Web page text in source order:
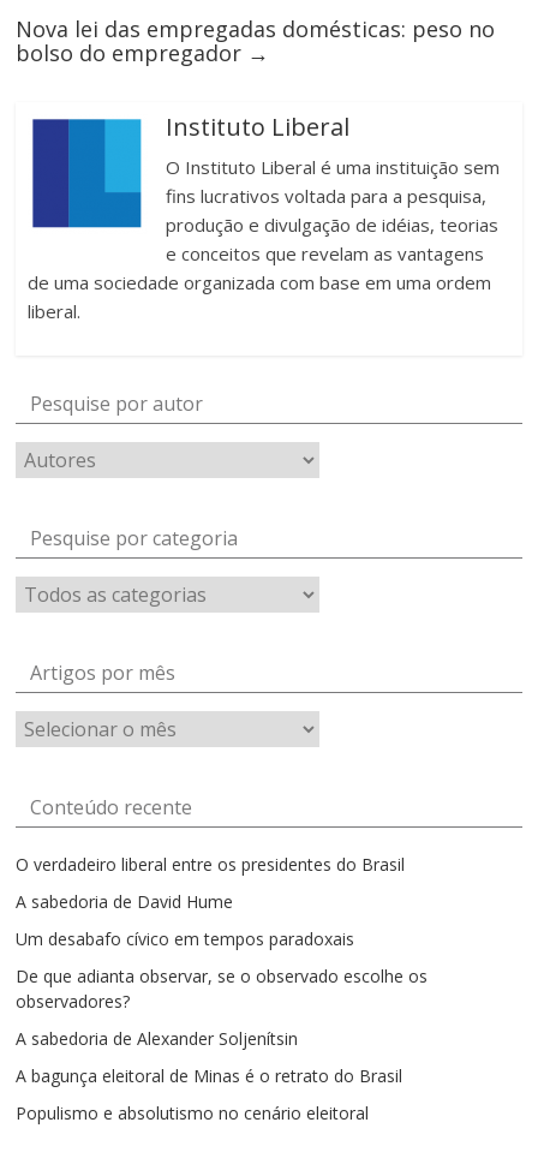
Nova lei das empregadas domésticas: peso no
bolso do empregador →
Instituto Liberal
O Instituto Liberal é uma instituição sem
fins lucrativos voltada para a pesquisa,
produção e divulgação de idéias, teorias
e conceitos que revelam as vantagens
de uma sociedade organizada com base em uma ordem
liberal.
Pesquise por autor
Pesquise por categoria
Artigos por mês
Artigos
por
Conteúdo recente
O verdadeiro liberal entre os presidentes do Brasil
A sabedoria de David Hume
Um desabafo cívico em tempos paradoxais
De que adianta observar, se o observado escolhe os
observadores?
A sabedoria de Alexander Soljenítsin
A bagunça eleitoral de Minas é o retrato do Brasil
Populismo e absolutismo no cenário eleitoral